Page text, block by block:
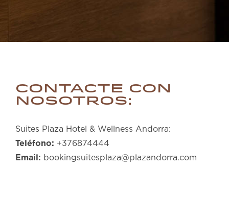
Contacte con
nosotros:
Suites Plaza Hotel & Wellness Andorra:
Teléfono: +376874444
Email: bookingsuitesplaza@plazandorra.com